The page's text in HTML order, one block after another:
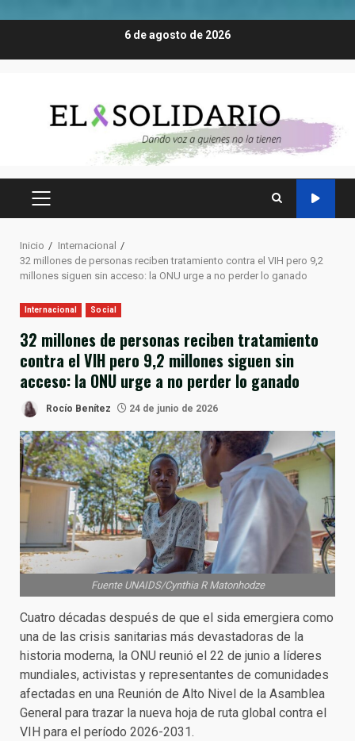
6 de agosto de 2026
MENÚ
Inicio
Internacional
32 millones de personas reciben tratamiento contra el VIH pero 9,2
millones siguen sin acceso: la ONU urge a no perder lo ganado
Internacional Social
32 millones de personas reciben tratamiento
contra el VIH pero 9,2 millones siguen sin
acceso: la ONU urge a no perder lo ganado
Rocío Benítez 24 de junio de 2026
Fuente UNAIDS/Cynthia R Matonhodze
Cuatro décadas después de que el sida emergiera como
una de las crisis sanitarias más devastadoras de la
historia moderna, la ONU reunió el 22 de junio a líderes
mundiales, activistas y representantes de comunidades
afectadas en una Reunión de Alto Nivel de la Asamblea
General para trazar la nueva hoja de ruta global contra el
VIH para el período 2026-2031.